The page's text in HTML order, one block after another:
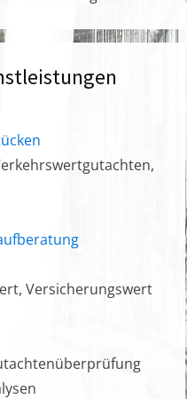
Versicherungswert